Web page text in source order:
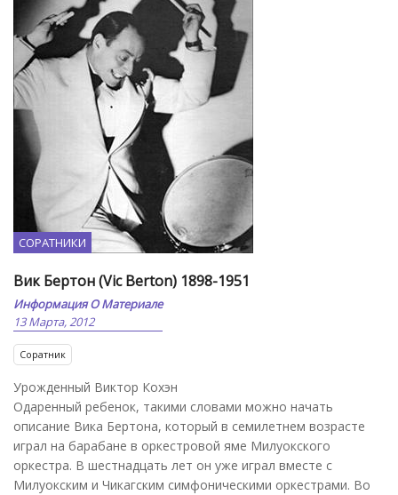
СОРАТНИКИ
Вик Бертон (Vic Berton) 1898-1951
Информация О Материале
13 Марта, 2012
Соратник
Урожденный Виктор Кохэн
Одаренный ребенок, такими словами можно начать
описание Вика Бертона, который в семилетнем возрасте
играл на барабане в оркестровой яме Милуокского
оркестра. В шестнадцать лет он уже играл вместе с
Милуокским и Чикагским симфоническими оркестрами. Во